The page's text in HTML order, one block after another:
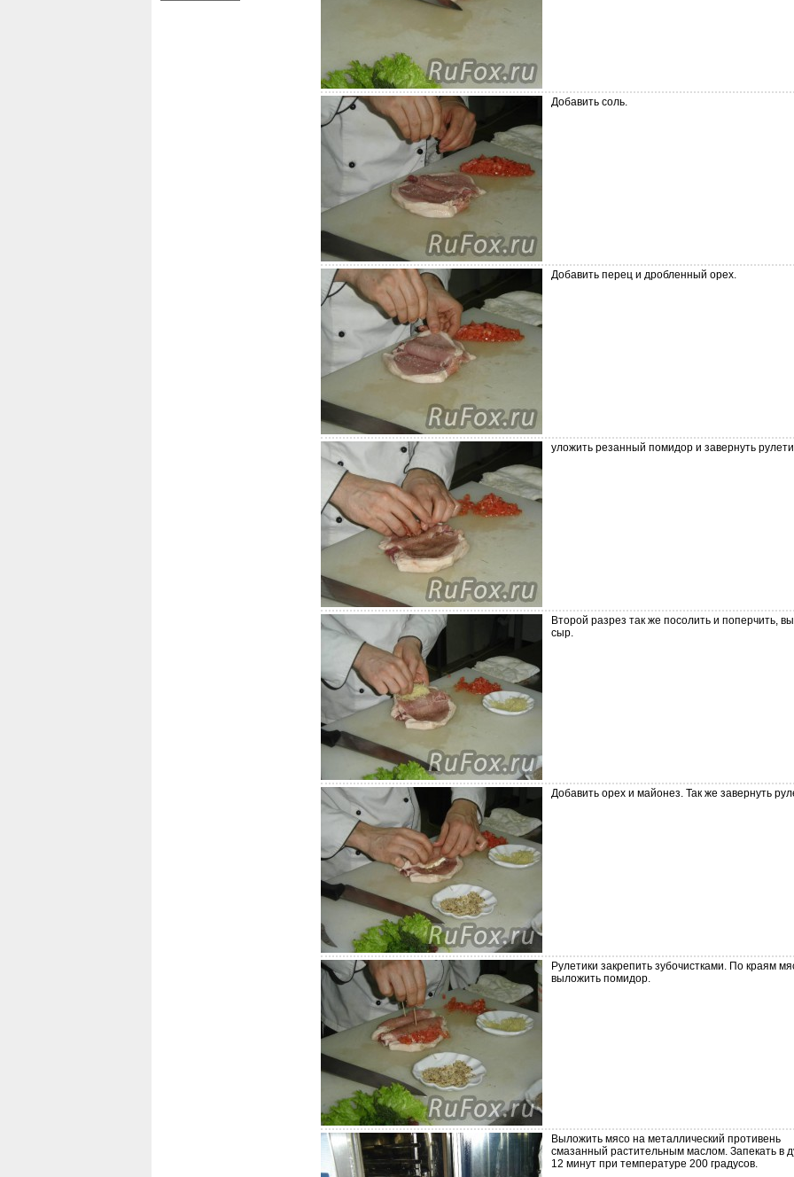
Добавить соль.
Добавить перец и дробленный орех.
уложить резанный помидор и завернуть
Второй разрез так же посолить и поперчить,
сыр.
Добавить орех и майонез. Так же завернуть
Рулетики закрепить зубочистками. По краям
выложить помидор.
Выложить мясо на металлический противень
смазанный растительным маслом. Запекать в
12 минут при температуре 200 градусов.